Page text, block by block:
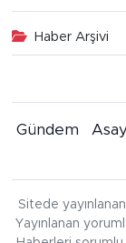
Haber Arşivi
Gündem
Sitede
Yayınlanan